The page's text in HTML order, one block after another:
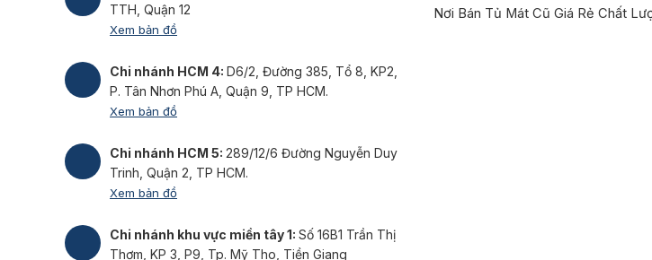
TTH, Quận 12
Xem bản đồ
Chi nhánh HCM 4: D6/2, Đường 385, Tổ 8, KP2,
P. Tân Nhơn Phú A, Quận 9, TP HCM.
Xem bản đồ
Chi nhánh HCM 5: 289/12/6 Đường Nguyễn Duy
Trinh, Quận 2, TP HCM.
Xem bản đồ
Chi nhánh khu vực miền tây 1: Số 16B1 Trần Thị
Thơm, KP 3, P9, Tp. Mỹ Tho, Tiền Giang
Nơi Bán Tủ Mát Cũ Giá Rẻ Chất